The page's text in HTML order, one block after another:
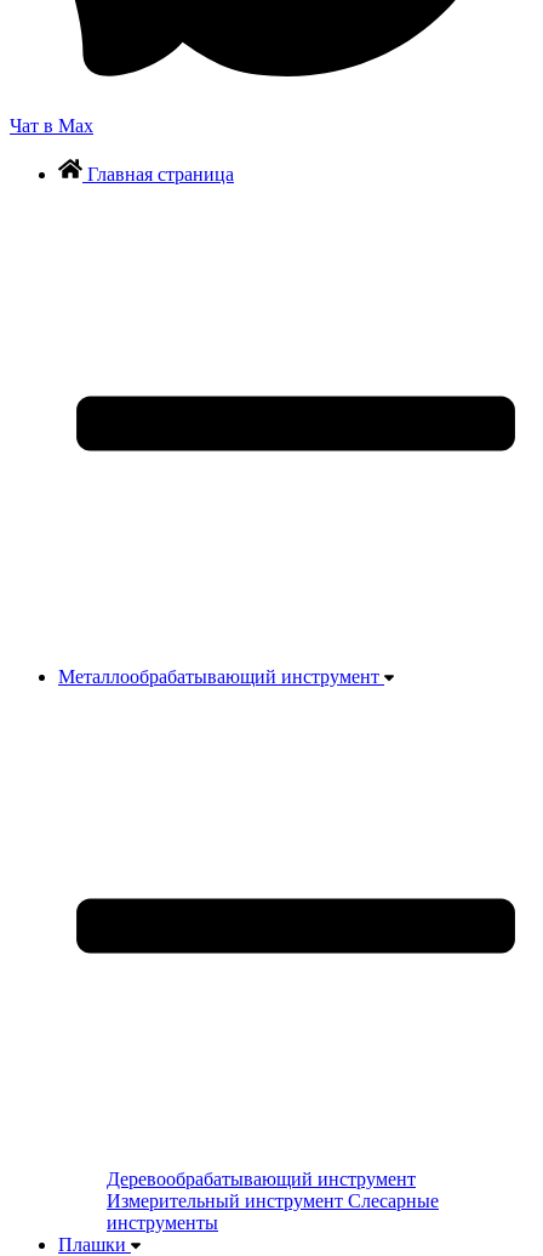
Чат в Max
Главная страница
Металлообрабатывающий инструмент
Деревообрабатывающий инструмент
Измерительный инструмент Слесарные
инструменты
Плашки